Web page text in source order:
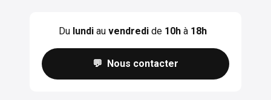
Du lundiau vendredide 10hà 18h
💬 Nous contacter